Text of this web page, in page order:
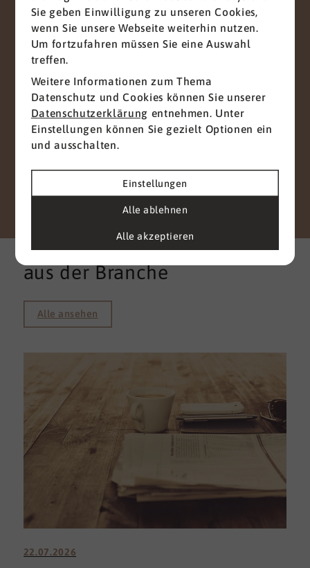
Mit diesem Haken bestätigen Sie, dass Sie die
Datenschutzerklärung zur Kenntnis genommen
haben.
Wir nehmen den Schutz Ihrer Daten ernst. Alle
Kontaktformular senden, werden streng
vertraulich behandelt. Wir garantieren, dass Ihre
persönlichen Daten nicht an Dritte
weitergegeben, verkauft oder anderweitig
missbraucht werden.
Senden
Weitere interessante News
aus der Branche
Alle ansehen
22.07.2026
Sie geben Einwilligung zu unseren Cookies,
wenn Sie unsere Webseite weiterhin nutzen.
Um fortzufahren müssen Sie eine Auswahl
treffen.
Weitere Informationen zum Thema
Datenschutz und Cookies können Sie unserer
Datenschutzerklärung entnehmen. Unter
Einstellungen können Sie gezielt Optionen ein
und ausschalten.
Einstellungen
Alle ablehnen
Alle akzeptieren